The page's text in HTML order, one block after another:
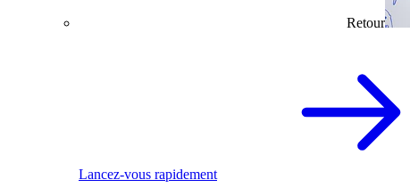
Retour
Lancez-vous rapidement